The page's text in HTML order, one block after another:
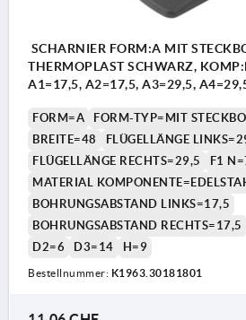
SCHARNIER FORM:A MIT
THERMOPLAST SCHWARZ,
A1=17,5, A2=17,5, A3=29,5,
FORM=A FORM-TYP=MIT
BREITE=48
FLÜGELLÄNGE
FLÜGELLÄNGE RECHTS=29,5
F1
MATERIAL
BOHRUNGSABSTAND LINKS=17,5
BOHRUNGSABSTAND RECHTS=17,5
D2=6
D3=14 H=9
Bestellnummer: K1963.30181801